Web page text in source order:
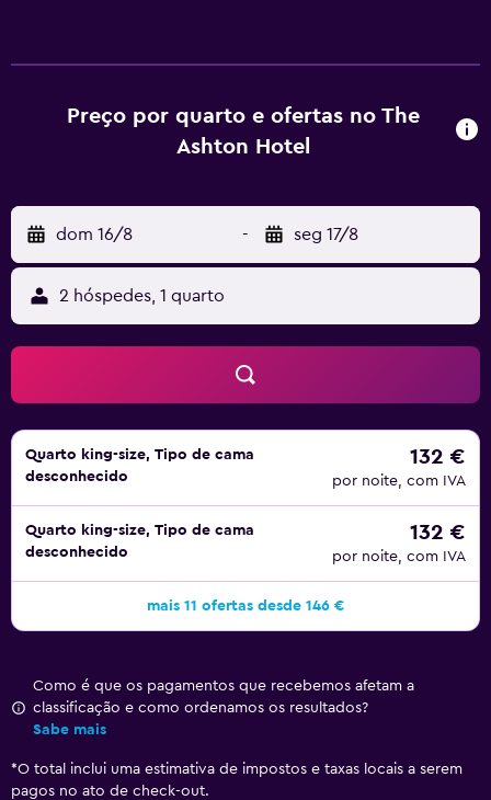
Preço por quarto e ofertas no The
Ashton Hotel
dom 16/8 - seg 17/8
2 hóspedes, 1 quarto
Quarto king-size, Tipo de cama
desconhecido
132 €
por noite, com IVA
Quarto king-size, Tipo de cama
desconhecido
132 €
por noite, com IVA
mais 11 ofertas desde 146 €
Como é que os pagamentos que recebemos afetam a
classificação e como ordenamos os resultados?
Sabe mais
*O total inclui uma estimativa de impostos e taxas locais a serem
pagos no ato de check-out.